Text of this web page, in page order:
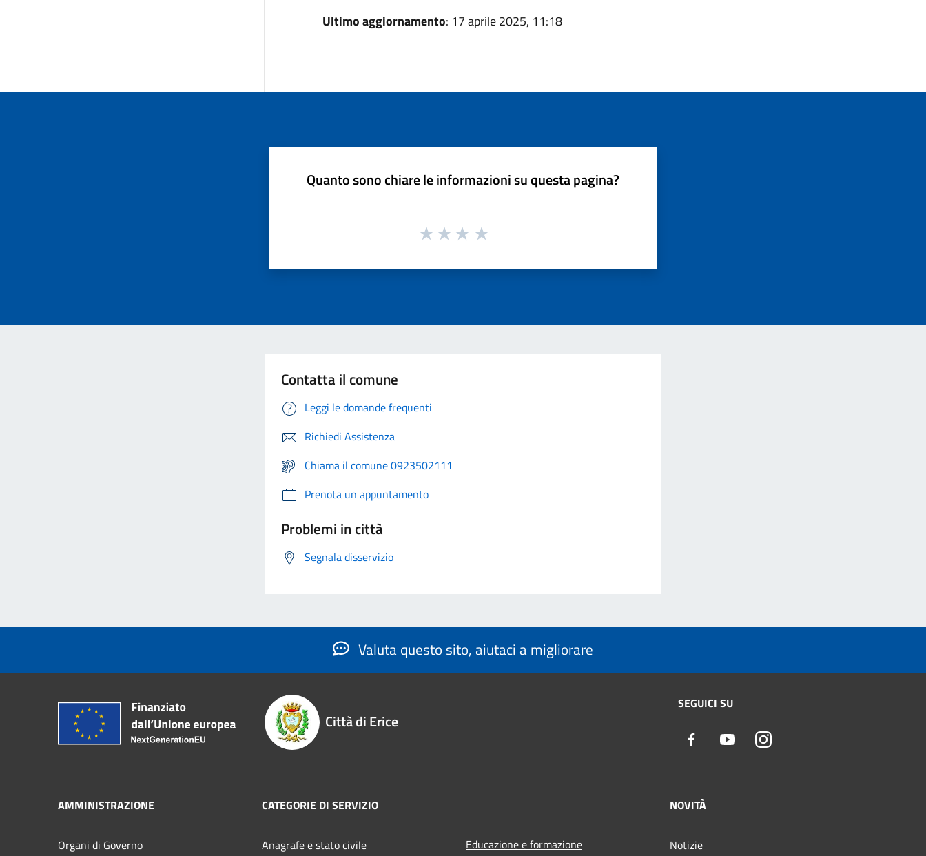
Ultimo aggiornamento: 17 aprile 2025, 11:18
Quanto sono chiare le informazioni su questa pagina?
Contatta il comune
Leggi le domande frequenti
Richiedi Assistenza
Chiama il comune 0923502111
Prenota un appuntamento
Problemi in città
Segnala disservizio
Valuta questo sito, aiutaci a migliorare
Città di Erice
SEGUICI SU
Facebook YoutubeInstagram
AMMINISTRAZIONE
Organi di Governo
CATEGORIE DI SERVIZIO
Anagrafe e stato civile Educazione e formazione
NOVITÀ
Notizie